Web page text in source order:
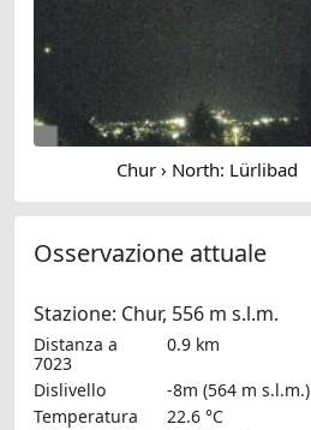
Chur › North: Lürlibad
Osservazione attuale
Stazione: Chur, 556 m s.l.m.
Distanza a
7023
0.9 km
Dislivello
-8m (564 m s.l.m.)
Temperatura
22.6 °C